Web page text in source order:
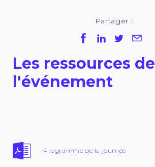
Partager :
Les ressources de
l'événement
Programme de la journée